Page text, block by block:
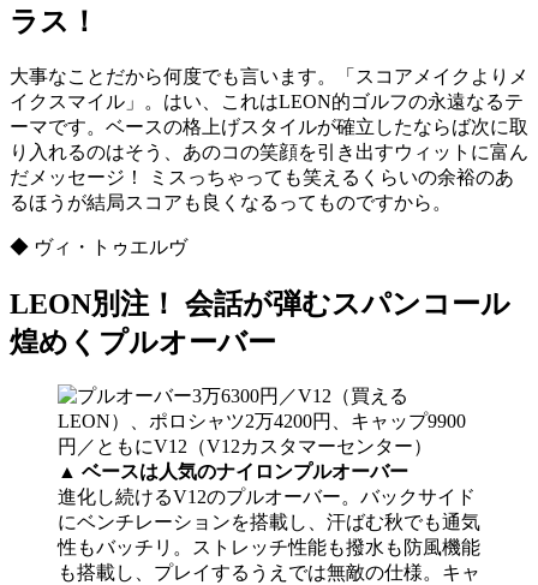
ラス！
大事なことだから何度でも言います。「スコアメイクよりメ
イクスマイル」。はい、これはLEON的ゴルフの永遠なるテ
ーマです。ベースの格上げスタイルが確立したならば次に取
り入れるのはそう、あのコの笑顔を引き出すウィットに富ん
だメッセージ！ ミスっちゃっても笑えるくらいの余裕のあ
るほうが結局スコアも良くなるってものですから。
◆ ヴィ・トゥエルヴ
LEON別注！ 会話が弾むスパンコール
煌めくプルオーバー
▲ ベースは人気のナイロンプルオーバー
進化し続けるV12のプルオーバー。バックサイド
にベンチレーションを搭載し、汗ばむ秋でも通気
性もバッチリ。ストレッチ性能も撥水も防風機能
も搭載し、プレイするうえでは無敵の仕様。キャ